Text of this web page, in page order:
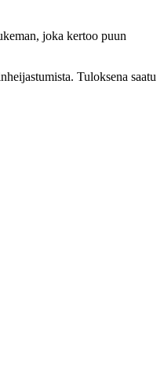
joka kertoo puun
Tuloksena saatu